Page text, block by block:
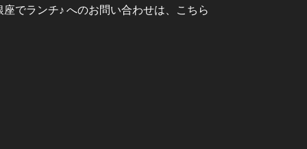
座でランチ♪ へのお問い合わせは、こちら